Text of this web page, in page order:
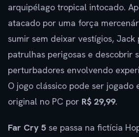
arquipélago tropical intocado.
atacado por uma força
sumir sem deixar vestígios,
patrulhas perigosas e descobrir
perturbadores envolvendo
O jogo clássico pode ser jogado
original no PC por R$ 29,99.
Far Cry 5 se passa na fictícia